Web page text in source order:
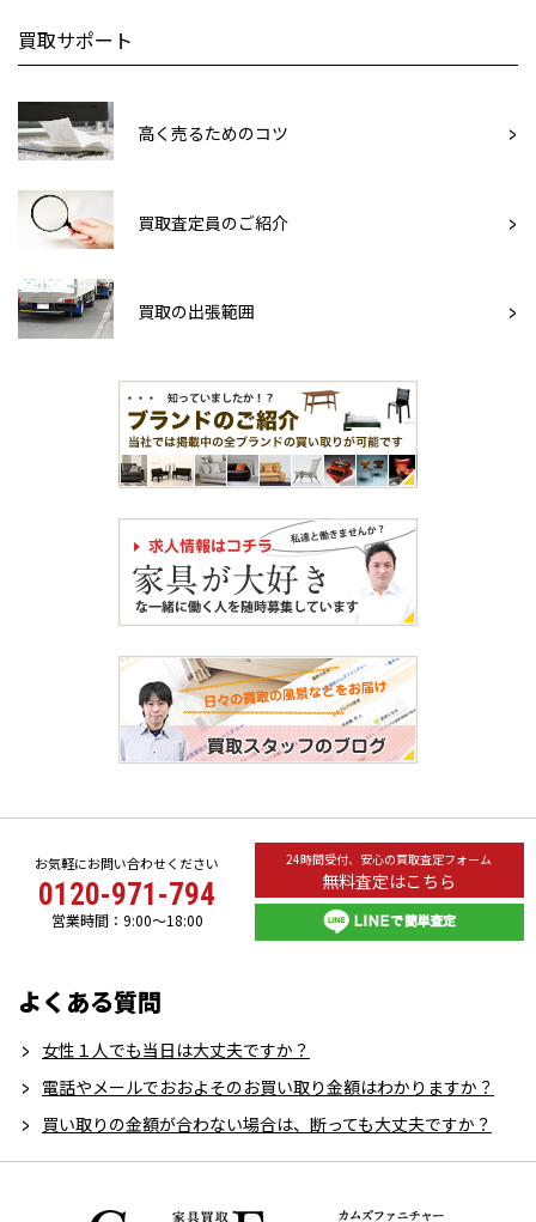
買取サポート
高く売るためのコツ
買取査定員のご紹介
買取の出張範囲
お気軽にお問い合わせください
0120-971-794
営業時間：9:00～18:00
24時間受付、安心の買取査定フォーム
無料査定はこちら
よくある質問
女性１人でも当日は大丈夫ですか？
電話やメールでおおよそのお買い取り金額はわかりますか？
買い取りの金額が合わない場合は、断っても大丈夫ですか？